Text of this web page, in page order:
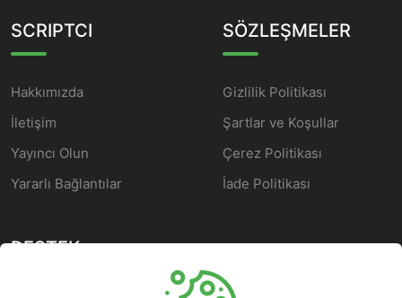
SCRIPTCI
Hakkımızda
İletişim
Yayıncı Olun
Yararlı Bağlantılar
SÖZLEŞMELER
Gizlilik Politikası
Şartlar ve Koşullar
Çerez Politikası
İade Politikası
DESTEK